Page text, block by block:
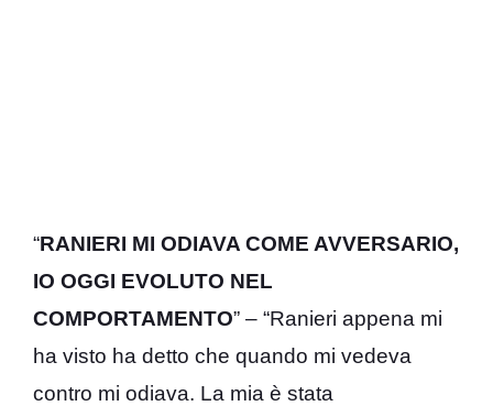
“RANIERI MI ODIAVA COME AVVERSARIO,
IO OGGI EVOLUTO NEL
COMPORTAMENTO” – “Ranieri appena mi
ha visto ha detto che quando mi vedeva
contro mi odiava. La mia è stata